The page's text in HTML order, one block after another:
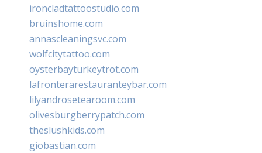
ironcladtattoostudio.com
bruinshome.com
annascleaningsvc.com
wolfcitytattoo.com
oysterbayturkeytrot.com
lafronterarestauranteybar.com
lilyandrosetearoom.com
olivesburgberrypatch.com
theslushkids.com
giobastian.com